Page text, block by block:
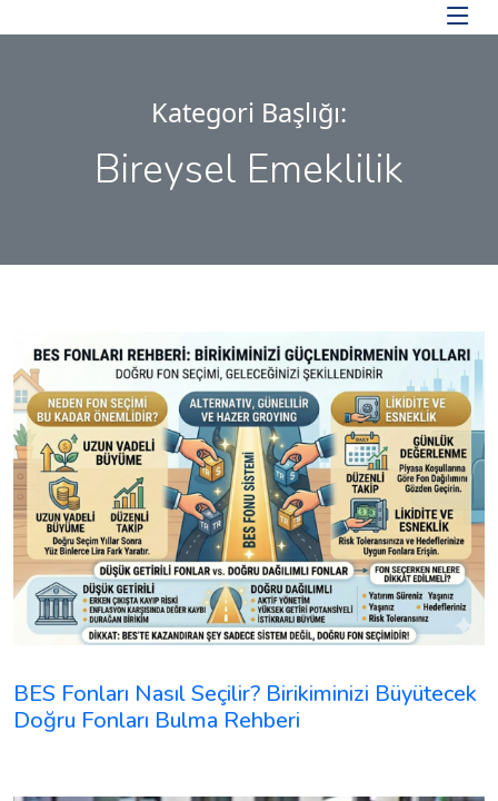
Kategori Başlığı:
Bireysel Emeklilik
BES Fonları Nasıl Seçilir? Birikiminizi Büyütecek
Doğru Fonları Bulma Rehberi